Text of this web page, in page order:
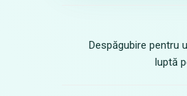
Despăgubire pentru
luptă